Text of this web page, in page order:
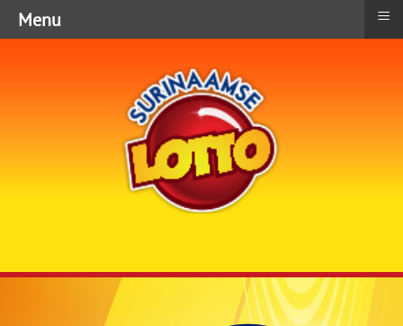
Menu ≡